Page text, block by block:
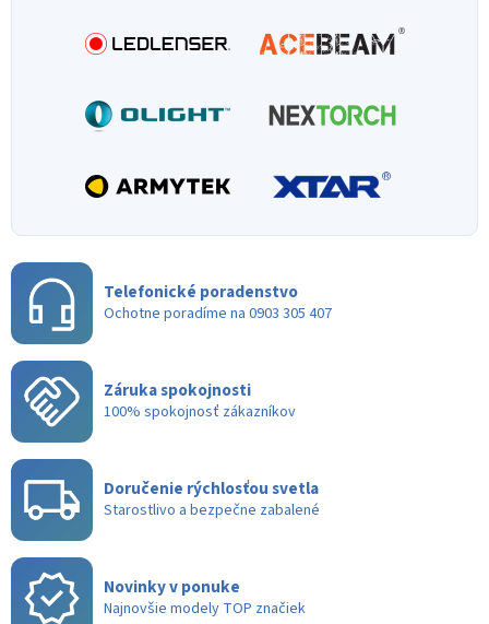
Telefonické poradenstvo
Ochotne poradíme na 0903 305 407
Záruka spokojnosti
100% spokojnosť zákazníkov
Doručenie rýchlosťou svetla
Starostlivo a bezpečne zabalené
Novinky v ponuke
Najnovšie modely TOP značiek